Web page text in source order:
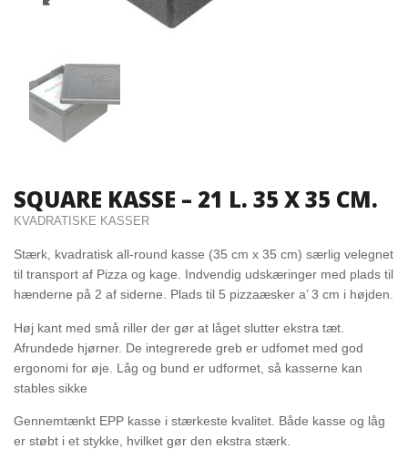
SQUARE KASSE – 21 L. 35 X 35 CM.
KVADRATISKE KASSER
Stærk, kvadratisk all-round kasse (35 cm x 35 cm) særlig velegnet
til transport af Pizza og kage. Indvendig udskæringer med plads til
hænderne på 2 af siderne. Plads til 5 pizzaæsker a’ 3 cm i højden.
Høj kant med små riller der gør at låget slutter ekstra tæt.
Afrundede hjørner. De integrerede greb er udfomet med god
ergonomi for øje. Låg og bund er udformet, så kasserne kan
stables sikke
Gennemtænkt EPP kasse i stærkeste kvalitet. Både kasse og låg
er støbt i et stykke, hvilket gør den ekstra stærk.